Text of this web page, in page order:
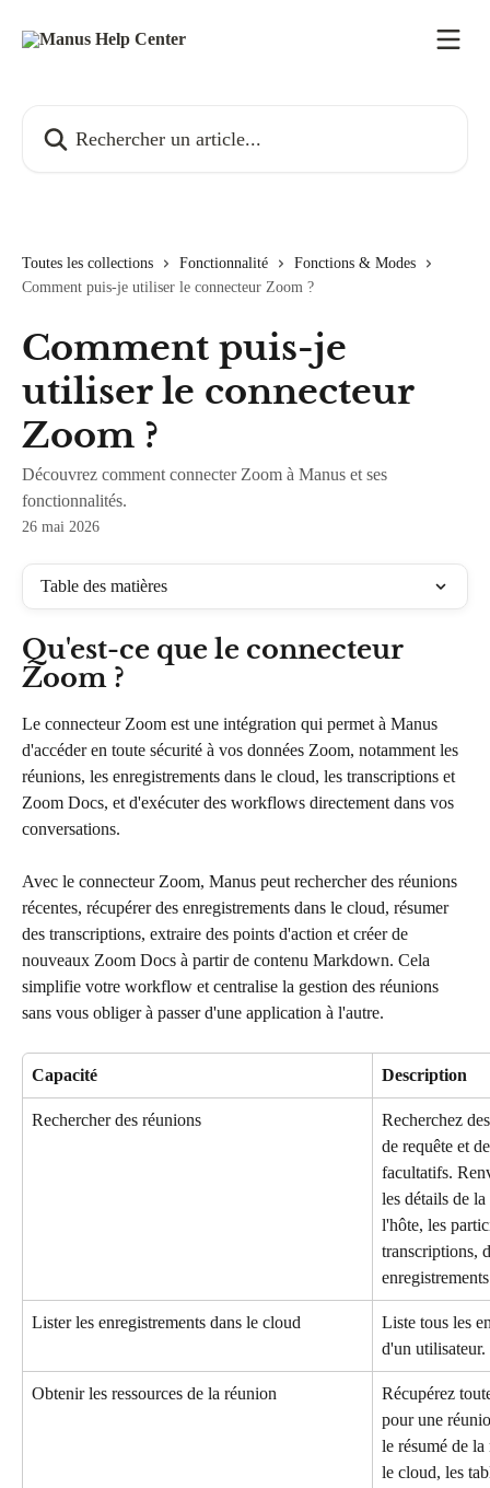
Toutes les collections Fonctionnalité
Fonctions & Modes
Comment puis-je utiliser le connecteur Zoom ?
Comment puis-je
utiliser le connecteur
Zoom ?
Découvrez comment connecter Zoom à Manus et ses
fonctionnalités.
26 mai 2026
Table des matières
Qu'est-ce que le connecteur
Zoom ?
Le connecteur Zoom est une intégration qui permet à Manus
d'accéder en toute sécurité à vos données Zoom, notamment les
réunions, les enregistrements dans le cloud, les transcriptions et
Zoom Docs, et d'exécuter des workflows directement dans vos
conversations.
Avec le connecteur Zoom, Manus peut rechercher des réunions
récentes, récupérer des enregistrements dans le cloud, résumer
des transcriptions, extraire des points d'action et créer de
nouveaux Zoom Docs à partir de contenu Markdown. Cela
simplifie votre workflow et centralise la gestion des réunions
sans vous obliger à passer d'une application à l'autre.
Capacité Description
Rechercher des réunions
Recherchez
de requête et
facultatifs.
les détails de
l'hôte, les
transcriptions,
Lister les enregistrements dans le cloud
Liste tous les
d'un utilisateur.
Obtenir les ressources de la réunion
Récupérez
pour une
le résumé de
le cloud, les